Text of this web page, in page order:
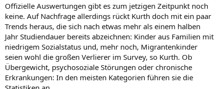
Offizielle Auswertungen gibt es zum jetzigen Zeitpunkt noch
keine. Auf Nachfrage allerdings rückt Kurth doch mit ein paar
Trends heraus, die sich nach etwas mehr als einem halben
Jahr Studiendauer bereits abzeichnen: Kinder aus Familien mit
niedrigem Sozialstatus und, mehr noch, Migrantenkinder
seien wohl die großen Verlierer im Survey, so Kurth. Ob
Übergewicht, psychosoziale Störungen oder chronische
Erkrankungen: In den meisten Kategorien führen sie die